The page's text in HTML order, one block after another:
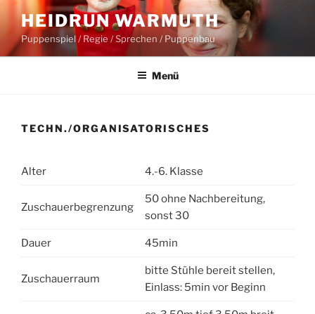
Zum
Inhalt
springen
HEIDRUN WARMUTH
Puppenspiel / Regie / Sprechen / Puppenbau
Menü
TECHN./ORGANISATORISCHES
Alter 4.-6. Klasse
Zuschauerbegrenzung
50 ohne Nachbereitung,
sonst 30
Dauer 45min
Zuschauerraum
bitte Stühle bereit stellen,
Einlass: 5min vor Beginn